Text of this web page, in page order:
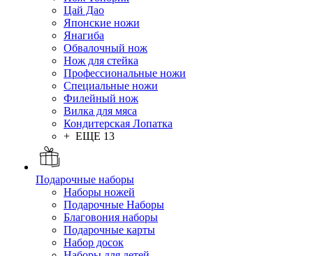
Цай Дао
Японские ножи
Янагиба
Обвалочный нож
Нож для стейка
Профессиональные ножи
Специальные ножи
Филейный нож
Вилка для мяса
Кондитерская Лопатка
+ ЕЩЕ 13
Подарочные наборы
Наборы ножей
Подарочные Наборы
Благовония наборы
Подарочные карты
Набор досок